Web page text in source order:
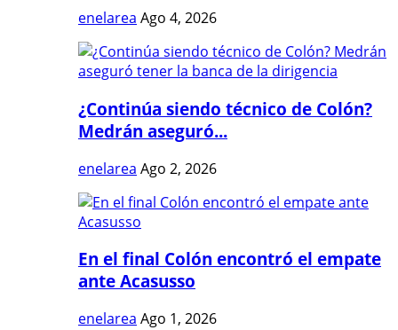
enelarea Ago 4, 2026
¿Continúa siendo técnico de Colón?
Medrán aseguró...
enelarea Ago 2, 2026
En el final Colón encontró el empate
ante Acasusso
enelarea Ago 1, 2026